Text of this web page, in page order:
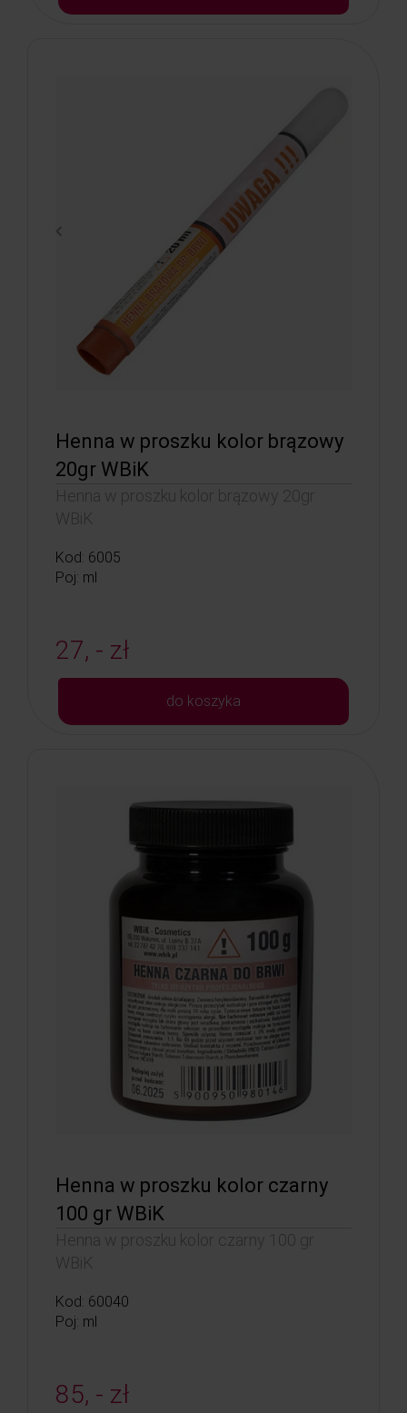
Henna w proszku kolor brązowy
20gr WBiK
Henna w proszku kolor brązowy 20gr
WBiK
Kod: 6005
Poj: ml
27, - zł
do koszyka
Henna w proszku kolor czarny
100 gr WBiK
Henna w proszku kolor czarny 100 gr
WBiK
Kod: 60040
Poj: ml
85, - zł